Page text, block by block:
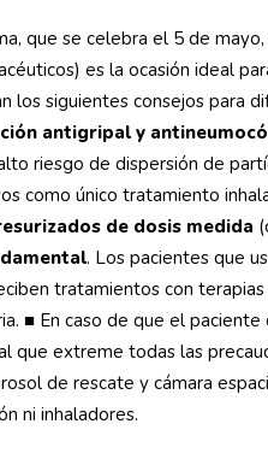
que se celebra el 5 de
es la ocasión ideal
los siguientes consejos para
antigripal y
riesgo de dispersión de
como único tratamiento
de dosis medida
. Los pacientes que
tratamientos con
■ En caso de que el
que extreme todas las
de rescate y cámara
ni inhaladores.